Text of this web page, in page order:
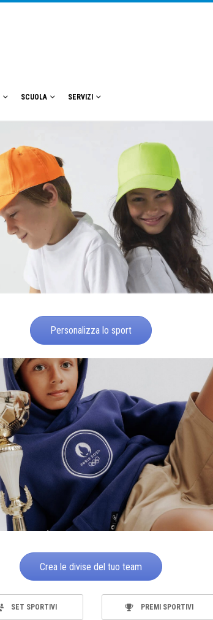
SCUOLA SERVIZI
Personalizza lo sport
Crea le divise del tuo team
SET SPORTIVI PREMI SPORTIVI